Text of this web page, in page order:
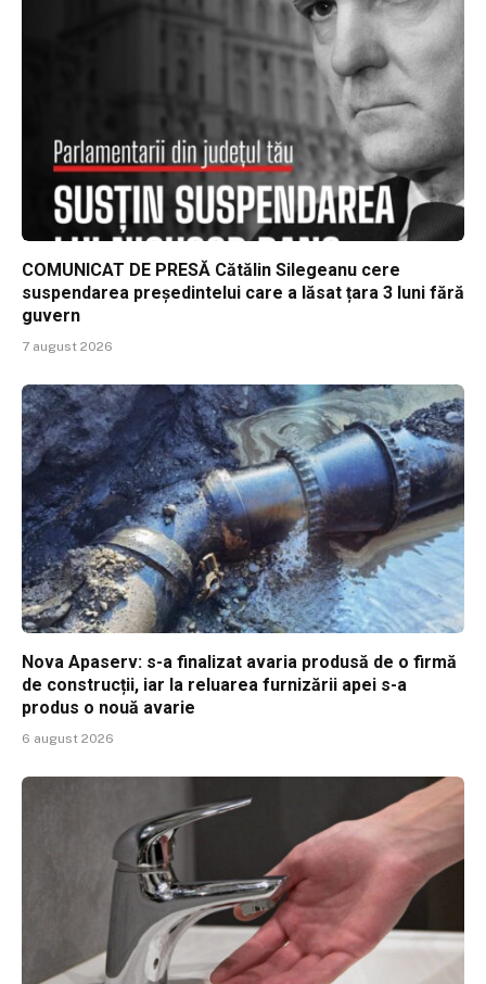
COMUNICAT DE PRESĂ Cătălin Silegeanu cere
suspendarea președintelui care a lăsat țara 3 luni fără
guvern
7 august 2026
Nova Apaserv: s-a finalizat avaria produsă de o firmă
de construcții, iar la reluarea furnizării apei s-a
produs o nouă avarie
6 august 2026